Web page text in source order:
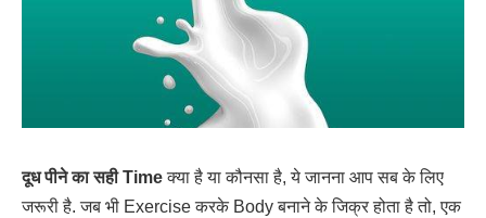
दूध पीने का सही Timeक्या है या कौनसा है, ये जानना आप सब के लिए
जरूरी है. जब भी Exercise करके Body बनाने के जिक्र होता है तो, एक